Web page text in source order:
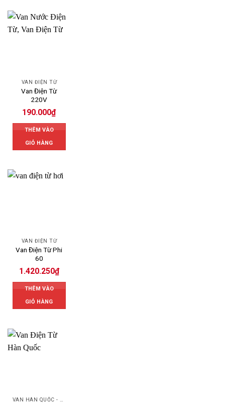
VAN ĐIỆN TỪ
Van Điện Từ
220V
190.000₫
THÊM VÀO
GIỎ HÀNG
VAN ĐIỆN TỪ
Van Điện Từ Phi
60
1.420.250₫
THÊM VÀO
GIỎ HÀNG
VAN HÀN QUỐC - KOREA VALVE